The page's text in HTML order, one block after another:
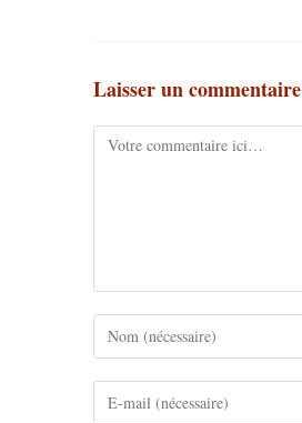
Laisser un commentaire